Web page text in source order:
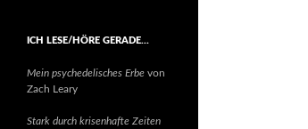
ICH LESE/HÖRE GERADE…
Mein psychedelisches Erbe von
Zach Leary
Stark durch krisenhafte Zeiten